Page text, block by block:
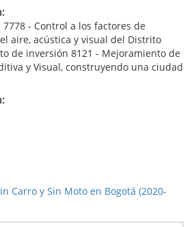
- Control a los factores de
aire, acústica y visual del Distrito
de inversión 8121 - Mejoramiento de
y Visual, construyendo una ciudad
Carro y Sin Moto en Bogotá (2020-